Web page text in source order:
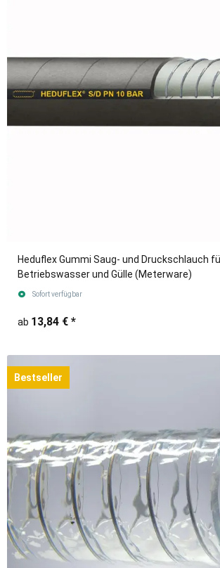
Heduflex Gummi Saug- und Druckschlauch
Betriebswasser und Gülle (Meterware)
Sofort verfügbar
ab 13,84 € *
Bestseller